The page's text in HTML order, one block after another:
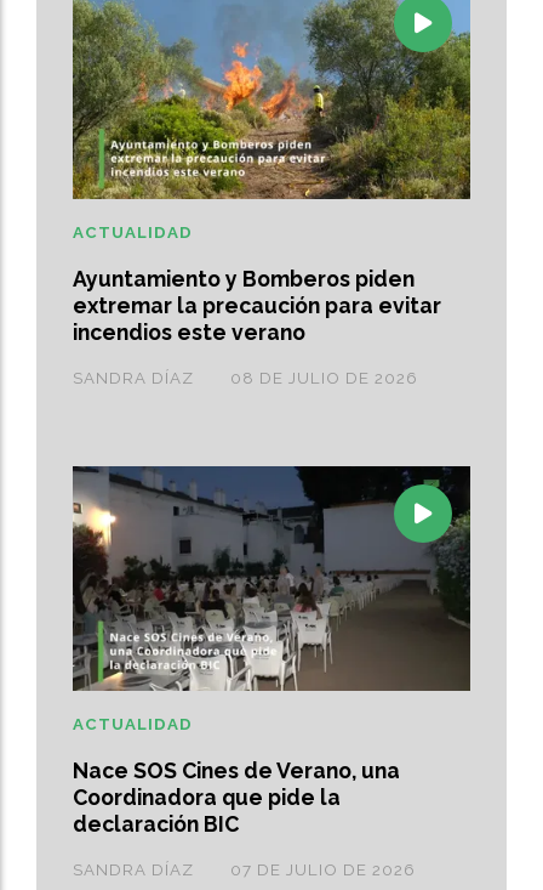
Ayuntamiento y Bomberos piden
extremar la precaución para evitar
incendios este verano
SANDRA DÍAZ
ACTUALIDAD
08 DE JULIO DE 2026
Nace SOS Cines de Verano, una
Coordinadora que pide la
declaración BIC
SANDRA DÍAZ
ACTUALIDAD
07 DE JULIO DE 2026